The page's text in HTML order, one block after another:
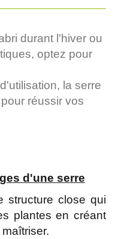
durant l'hiver ou
optez pour
la serre
réussir vos
d'une serre
structure close qui
plantes en créant